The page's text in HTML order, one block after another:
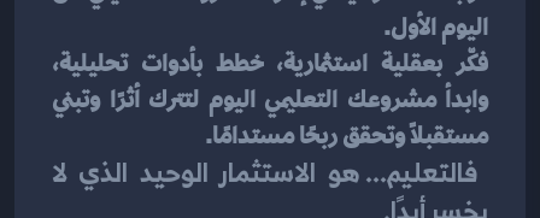
اليوم الأول.
مستقبلًا وتحقق ربحًا مستدامًا.